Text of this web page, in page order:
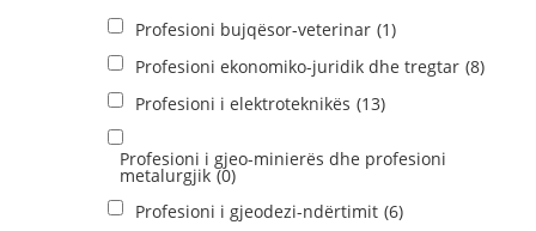
Profesioni bujqësor-veterinar (1)
Profesioni ekonomiko-juridik dhe tregtar (8)
Profesioni i elektroteknikës (13)
Profesioni i gjeo-minierës dhe profesioni
metalurgjik (0)
Profesioni i gjeodezi-ndërtimit (6)